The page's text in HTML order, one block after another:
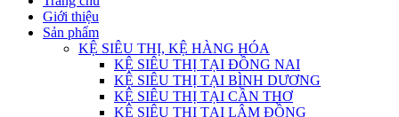
Giới thiệu
Sản phẩm
KỆ SIÊU THỊ, KỆ HÀNG HÓA
KỆ SIÊU THỊ TẠI ĐỒNG NAI
KỆ SIÊU THỊ TẠI BÌNH DƯƠNG
KỆ SIÊU THỊ TẠI CẦN THƠ
KỆ SIÊU THỊ TẠI LÂM ĐỒNG